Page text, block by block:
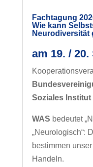
Fachtagung
Wie kann
Neurodiversität
am 19. /
Soziales Institut
WAS bedeutet
„Neurologisch“:
bestimmen
Handeln.